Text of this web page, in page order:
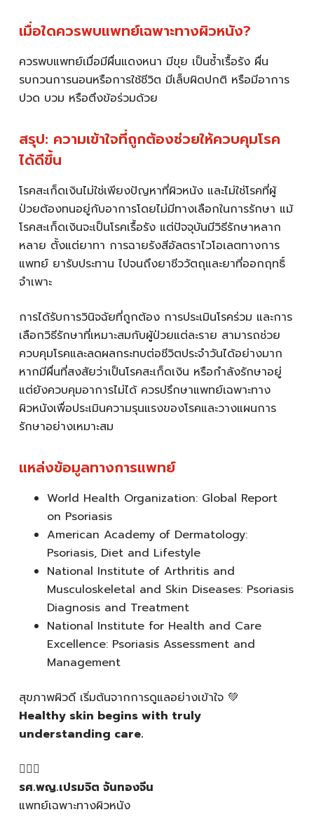
เมื่อใดควรพบแพทย์เฉพาะทางผิวหนัง?
ควรพบแพทย์เมื่อมีผื่นแดงหนา มีขุย เป็นซ้ำเรื้อรัง ผื่น
รบกวนการนอนหรือการใช้ชีวิต มีเล็บผิดปกติ หรือมีอาการ
ปวด บวม หรือตึงข้อร่วมด้วย
สรุป: ความเข้าใจที่ถูกต้องช่วยให้ควบคุมโรค
ได้ดีขึ้น
โรคสะเก็ดเงินไม่ใช่เพียงปัญหาที่ผิวหนัง และไม่ใช่โรคที่ผู้
ป่วยต้องทนอยู่กับอาการโดยไม่มีทางเลือกในการรักษา แม้
โรคสะเก็ดเงินจะเป็นโรคเรื้อรัง แต่ปัจจุบันมีวิธีรักษาหลาก
หลาย ตั้งแต่ยาทา การฉายรังสีอัลตราไวโอเลตทางการ
แพทย์ ยารับประทาน ไปจนถึงยาชีววัตถุและยาที่ออกฤทธิ์
จำเพาะ
การได้รับการวินิจฉัยที่ถูกต้อง การประเมินโรคร่วม และการ
เลือกวิธีรักษาที่เหมาะสมกับผู้ป่วยแต่ละราย สามารถช่วย
ควบคุมโรคและลดผลกระทบต่อชีวิตประจำวันได้อย่างมาก
หากมีผื่นที่สงสัยว่าเป็นโรคสะเก็ดเงิน หรือกำลังรักษาอยู่
แต่ยังควบคุมอาการไม่ได้ ควรปรึกษาแพทย์เฉพาะทาง
ผิวหนังเพื่อประเมินความรุนแรงของโรคและวางแผนการ
รักษาอย่างเหมาะสม
แหล่งข้อมูลทางการแพทย์
World Health Organization: Global Report
on Psoriasis
American Academy of Dermatology:
Psoriasis, Diet and Lifestyle
National Institute of Arthritis and
Musculoskeletal and Skin Diseases: Psoriasis
Diagnosis and Treatment
National Institute for Health and Care
Excellence: Psoriasis Assessment and
Management
สุขภาพผิวดี เริ่มต้นจากการดูแลอย่างเข้าใจ 💚
Healthy skin begins with truly
understanding care.
👩🏻‍⚕️
รศ.พญ.เปรมจิต จันทองจีน
แพทย์เฉพาะทางผิวหนัง